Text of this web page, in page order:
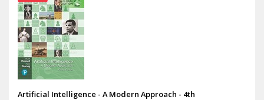
Artificial Intelligence - A Modern Approach - 4th